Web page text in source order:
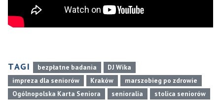
TAGI bezpłatne badania
DJ Wika
impreza dla seniorów
Kraków
marszobieg po zdrowie
Ogólnopolska Karta Seniora
senioralia
stolica seniorów